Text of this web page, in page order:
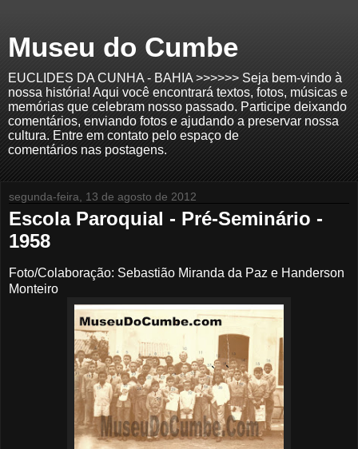
Museu do Cumbe
EUCLIDES DA CUNHA - BAHIA >>>>>> Seja bem-vindo à
nossa história! Aqui você encontrará textos, fotos, músicas e
memórias que celebram nosso passado. Participe deixando
comentários, enviando fotos e ajudando a preservar nossa
cultura. Entre em contato pelo espaço de
comentários nas postagens.
segunda-feira, 13 de agosto de 2012
Escola Paroquial - Pré-Seminário -
1958
Foto/Colaboração: Sebastião Miranda da Paz e Handerson
Monteiro